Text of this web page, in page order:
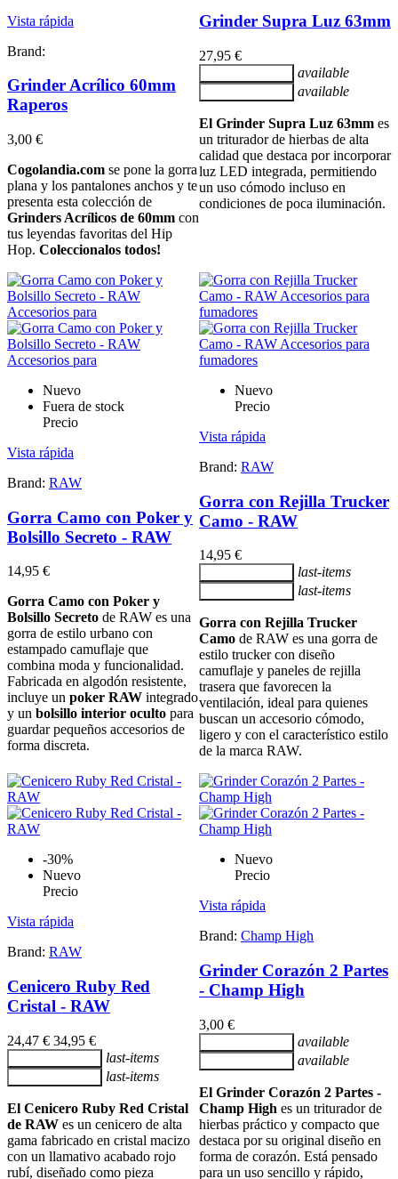
Vista rápida
Brand:
Grinder Acrílico 60mm
Raperos
3,00 €
Cogolandia.com se pone la gorra
plana y los pantalones anchos y te
presenta esta colección de
Grinders Acrílicos de 60mm con
tus leyendas favoritas del Hip
Hop. Coleccionalos todos!
Grinder Supra Luz 63mm
27,95 €
available
available
El Grinder Supra Luz 63mm es
un triturador de hierbas de alta
calidad que destaca por incorporar
luz LED integrada, permitiendo
un uso cómodo incluso en
condiciones de poca iluminación.
Nuevo
Fuera de stock
Precio
Vista rápida
Brand: RAW
Gorra Camo con Poker y
Bolsillo Secreto - RAW
14,95 €
Gorra Camo con Poker y
Bolsillo Secreto de RAW es una
gorra de estilo urbano con
estampado camuflaje que
combina moda y funcionalidad.
Fabricada en algodón resistente,
incluye un poker RAW integrado
y un bolsillo interior oculto para
guardar pequeños accesorios de
forma discreta.
Nuevo
Precio
Vista rápida
Brand: RAW
Gorra con Rejilla Trucker
Camo - RAW
14,95 €
last-items
last-items
Gorra con Rejilla Trucker
Camo de RAW es una gorra de
estilo trucker con diseño
camuflaje y paneles de rejilla
trasera que favorecen la
ventilación, ideal para quienes
buscan un accesorio cómodo,
ligero y con el característico estilo
de la marca RAW.
-30%
Nuevo
Precio
Vista rápida
Brand: RAW
Cenicero Ruby Red
Cristal - RAW
24,47 € 34,95 €
last-items
last-items
El Cenicero Ruby Red Cristal
de RAW es un cenicero de alta
gama fabricado en cristal macizo
con un llamativo acabado rojo
rubí, diseñado como pieza
Nuevo
Precio
Vista rápida
Brand: Champ High
Grinder Corazón 2 Partes
- Champ High
3,00 €
available
available
El Grinder Corazón 2 Partes -
Champ High es un triturador de
hierbas práctico y compacto que
destaca por su original diseño en
forma de corazón. Está pensado
para un uso sencillo y rápido,